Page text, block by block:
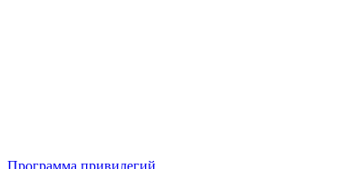
Программа привилегий